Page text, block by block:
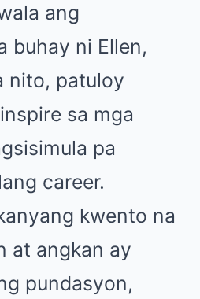
ang
buhay ni Ellen,
nito, patuloy
sa mga
pa
career.
kwento na
at angkan ay
pundasyon,